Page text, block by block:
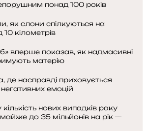
понад 100 років
як слони спілкуються на
10 кілометрів
вперше показав, як надмасивні
матерію
де насправді приховується
емоцій
нових випадків раку
до 35 мільйонів на рік —